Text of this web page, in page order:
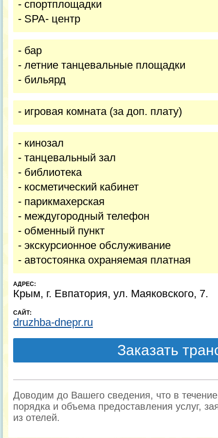
- спортплощадки
- SPA- центр
- бар
- летние танцевальные площадки
- бильярд
- игровая комната (за доп. плату)
- кинозал
- танцевальный зал
- библиотека
- косметический кабинет
- парикмахерская
- междугородный телефон
- обменный пункт
- экскурсионное обслуживание
- автостоянка охраняемая платная
АДРЕС:
Крым, г. Евпатория, ул. Маяковского, 7.
САЙТ:
druzhba-dnepr.ru
Заказать
Доводим до Вашего сведения, что в
порядка и объема предоставления услуг,
из отелей.